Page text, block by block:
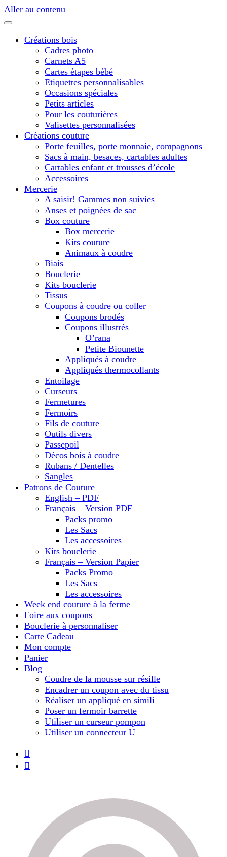
Aller au contenu
Créations bois
Cadres photo
Carnets A5
Cartes étapes bébé
Etiquettes personnalisables
Occasions spéciales
Petits articles
Pour les couturières
Valisettes personnalisées
Créations couture
Porte feuilles, porte monnaie, compagnons
Sacs à main, besaces, cartables adultes
Cartables enfant et trousses d’école
Accessoires
Mercerie
A saisir! Gammes non suivies
Anses et poignées de sac
Box couture
Box mercerie
Kits couture
Animaux à coudre
Biais
Bouclerie
Kits bouclerie
Tissus
Coupons à coudre ou coller
Coupons brodés
Coupons illustrés
O’rana
Petite Biounette
Appliqués à coudre
Appliqués thermocollants
Entoilage
Curseurs
Fermetures
Fermoirs
Fils de couture
Outils divers
Passepoil
Décos bois à coudre
Rubans / Dentelles
Sangles
Patrons de Couture
English – PDF
Français – Version PDF
Packs promo
Les Sacs
Les accessoires
Kits bouclerie
Français – Version Papier
Packs Promo
Les Sacs
Les accessoires
Week end couture à la ferme
Foire aux coupons
Bouclerie à personnaliser
Carte Cadeau
Mon compte
Panier
Blog
Coudre de la mousse sur résille
Encadrer un coupon avec du tissu
Réaliser un appliqué en simili
Poser un fermoir barrette
Utiliser un curseur pompon
Utiliser un connecteur U